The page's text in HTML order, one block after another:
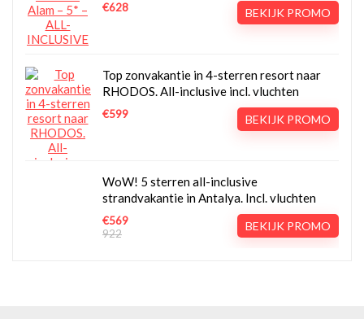
€628 BEKIJK PROMO
Top zonvakantie in 4-sterren resort naar
RHODOS. All-inclusive incl. vluchten
€599 BEKIJK PROMO
WoW! 5 sterren all-inclusive
strandvakantie in Antalya. Incl. vluchten
€569
922
BEKIJK PROMO